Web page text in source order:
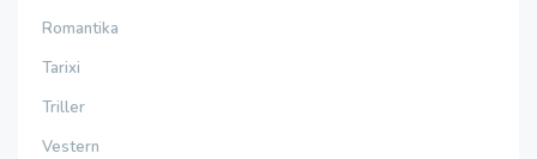
Romantika
Tarixi
Triller
Vestern